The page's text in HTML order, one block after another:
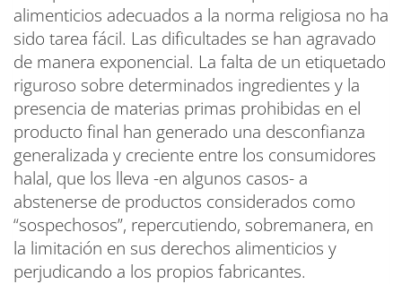
alimenticios adecuados a la norma religiosa no ha
sido tarea fácil. Las dificultades se han agravado
de manera exponencial. La falta de un etiquetado
riguroso sobre determinados ingredientes y la
presencia de materias primas prohibidas en el
producto final han generado una desconfianza
generalizada y creciente entre los consumidores
halal, que los lleva -en algunos casos- a
abstenerse de productos considerados como
“sospechosos”, repercutiendo, sobremanera, en
la limitación en sus derechos alimenticios y
perjudicando a los propios fabricantes.